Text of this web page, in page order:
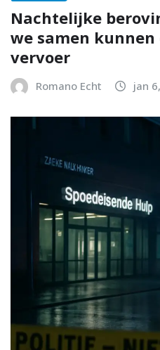
Nachtelijke
we samen
vervoer
Romano Echt jan